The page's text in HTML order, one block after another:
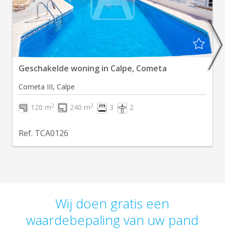
Geschakelde woning in Calpe, Cometa
Cometa III, Calpe
120 m2 240 m2 3 2
Ref. TCA0126
Wij doen gratis een
waardebepaling van uw pand